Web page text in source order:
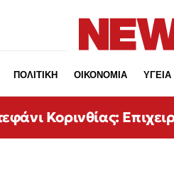
ΠΟΛΙΤΙΚΗ ΟΙΚΟΝΟΜΙΑ ΥΓΕΙΑ
Κορινθίας: